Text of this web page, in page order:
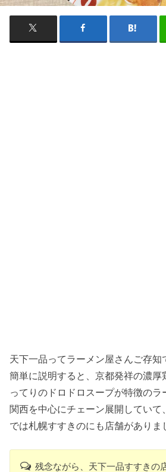
天下一品ってラーメン屋さんご存知
簡単に説明すると、京都発祥の濃厚
ってりのドロドロスープが特徴のラ
関西を中心にチェーン展開していて
では札幌すすきのにも店舗がありま
残念ながら、天下一品すすきの